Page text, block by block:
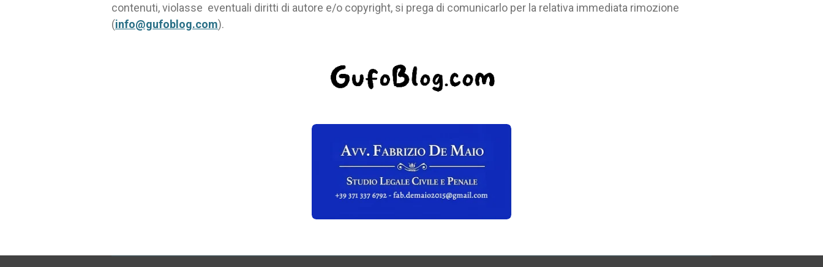
contenuti, violasse eventuali diritti di autore e/o copyright, si prega di comunicarlo per la relativa immediata rimozione
(info@gufoblog.com).